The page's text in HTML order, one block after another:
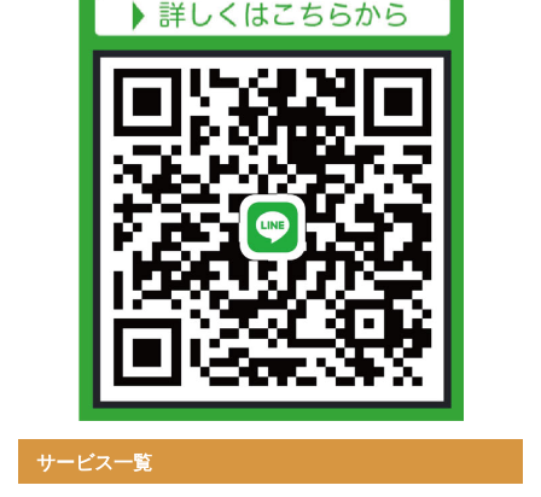
サービス一覧